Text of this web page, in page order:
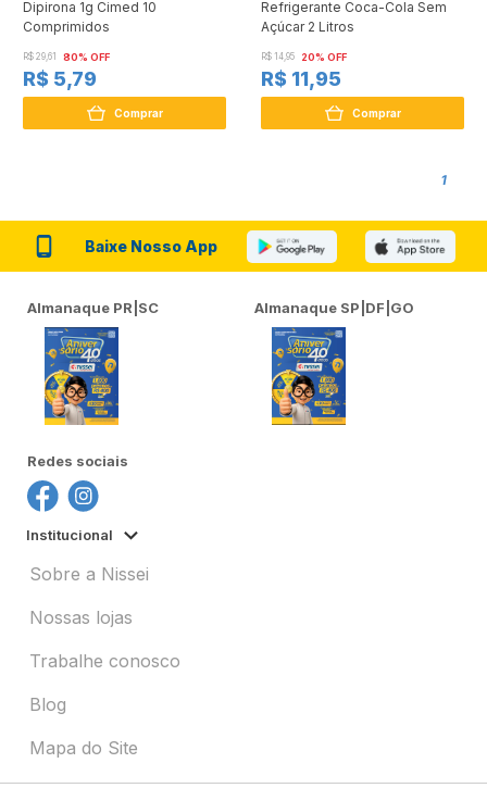
Dipirona 1g Cimed 10
Comprimidos
R$ 29,61 80% OFF
R$ 5,79
Comprar
Refrigerante Coca-Cola Sem
Açúcar 2 Litros
R$ 14,95 20% OFF
R$ 11,95
Comprar
1
Baixe Nosso App
Almanaque PR|SC Almanaque SP|DF|GO
Redes sociais
Institucional
Sobre a Nissei
Nossas lojas
Trabalhe conosco
Blog
Mapa do Site